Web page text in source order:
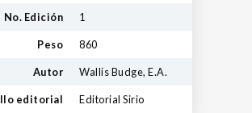
No. Edición 1
Peso 860
Autor Wallis Budge, E.A.
editorial Editorial Sirio